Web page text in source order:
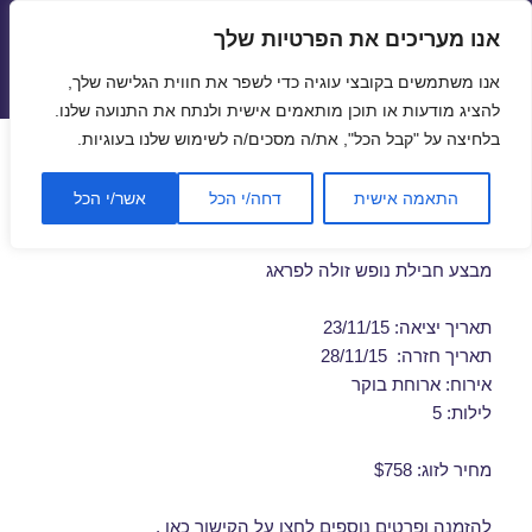
אנו מעריכים את הפרטיות שלך
אנו משתמשים בקובצי עוגיה כדי לשפר את חווית הגלישה שלך,
להציג מודעות או תוכן מותאמים אישית ולנתח את התנועה שלנו.
בלחיצה על "קבל הכל", את/ה מסכים/ה לשימוש שלנו בעוגיות.
התאמה אישית דחה/י הכל אשר/י הכל
תפריטים
ווידג'טים
חבילות נופש לפראג בנובמבר
23/11/2015
מבצע חבילת נופש זולה לפראג
תאריך יציאה: 23/11/15
תאריך חזרה: 28/11/15
אירוח: ארוחת בוקר
לילות: 5
מחיר לזוג: $758
להזמנה ופרטים נוספים לחצו על הקישור כאן .